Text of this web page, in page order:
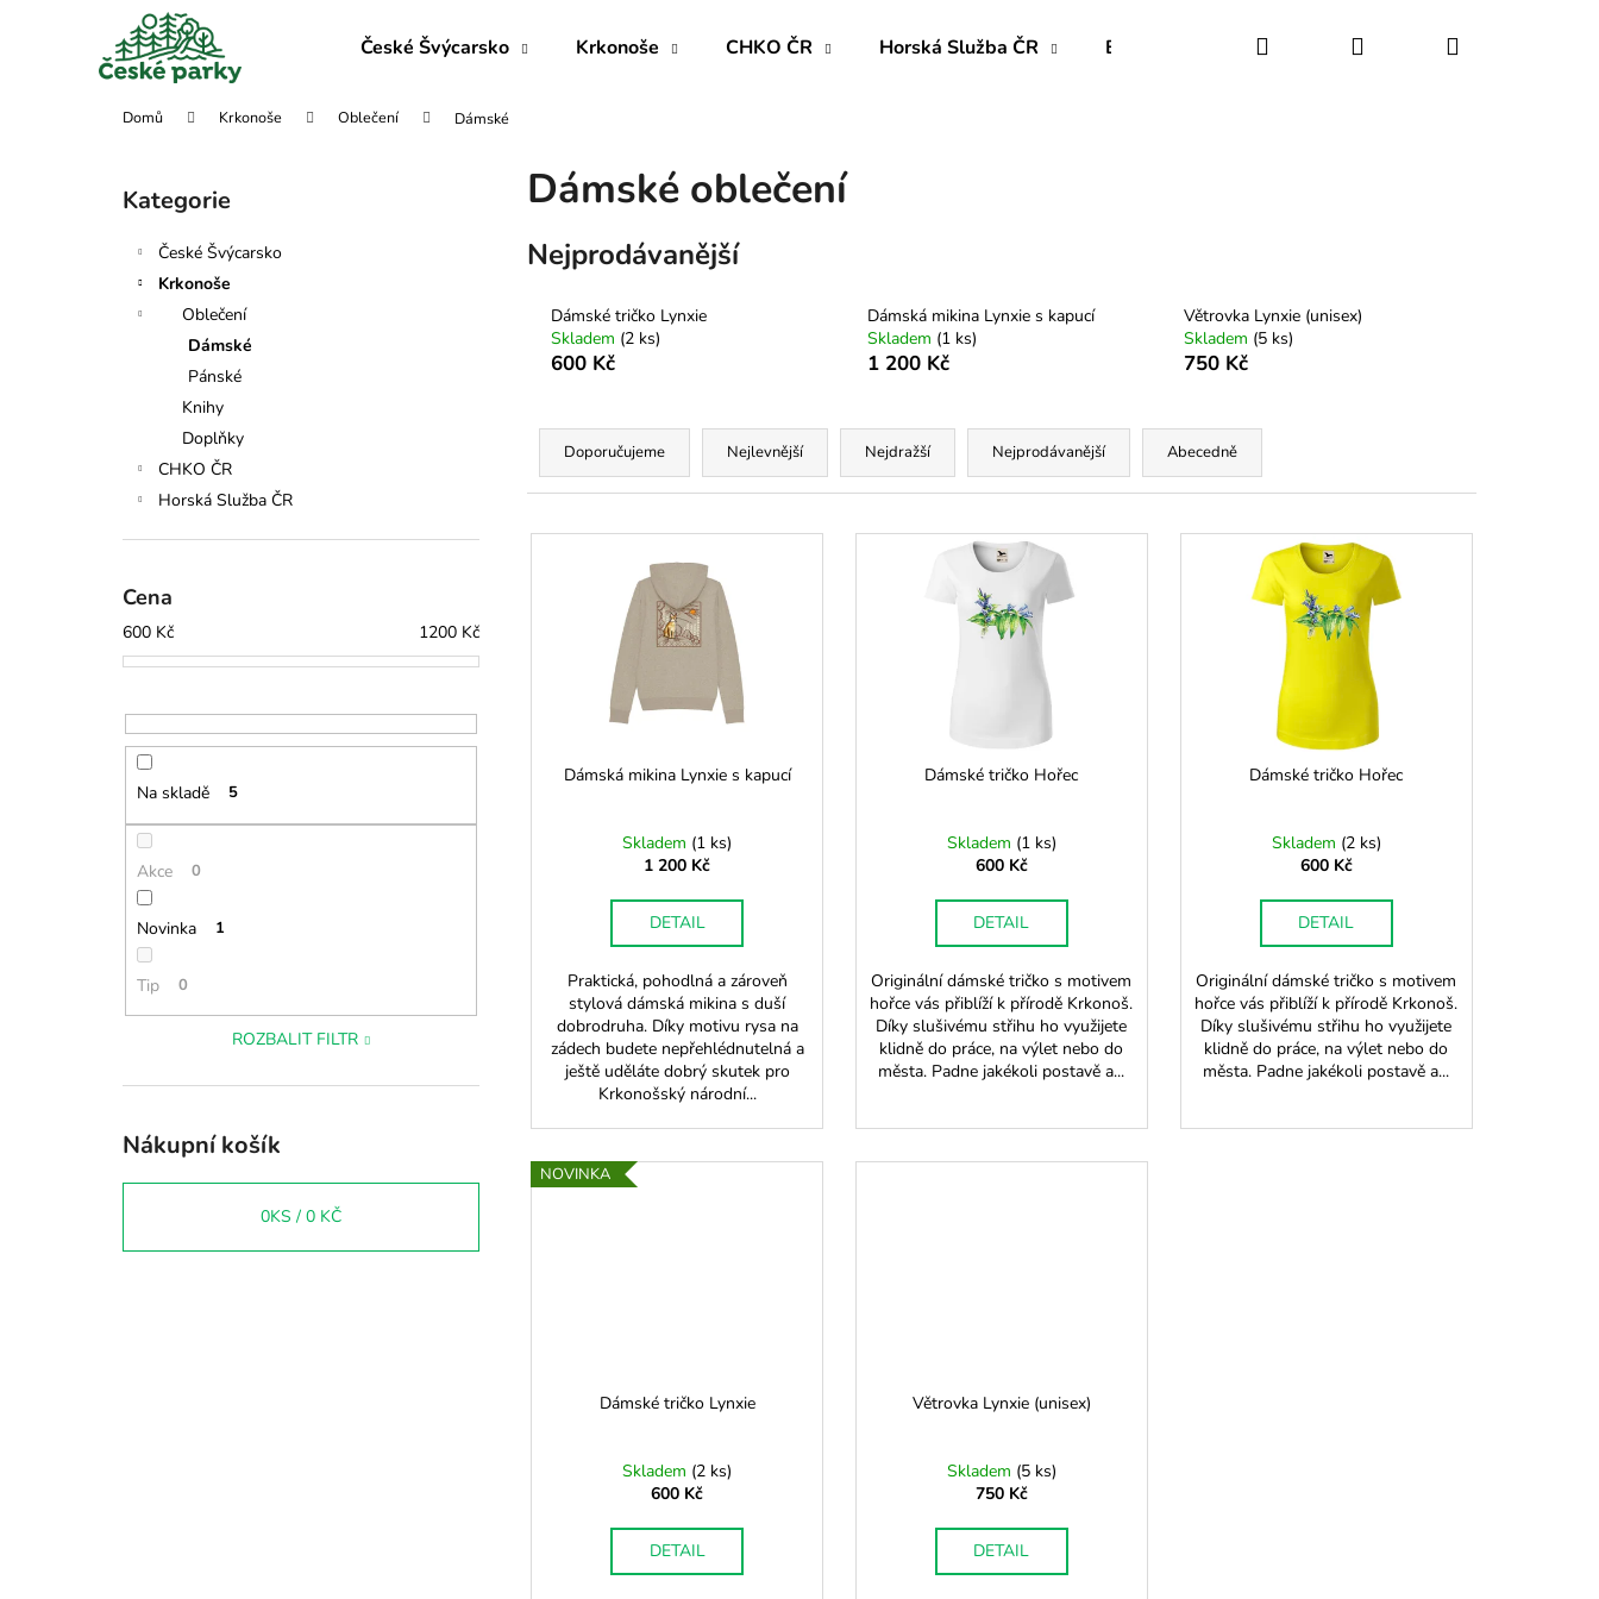
České Švýcarsko Krkonoše CHKO ČR Horská Služba ČR Blog KontaktHledat PřihlášeníNákupní
Domů Krkonoše Oblečení Dámské
Přeskočit
kategorie
Kategorie
České Švýcarsko
Krkonoše
Oblečení
Dámské
Pánské
Knihy
Doplňky
CHKO ČR
Horská Služba ČR
Cena
600 Kč 1200 Kč
Na skladě 5
Akce 0
Novinka 1
Tip 0
ROZBALIT FILTR
Nákupní košík
0KS / 0 KČ
Dámské oblečení
Nejprodávanější
Dámské tričko Lynxie
Skladem (2 ks)
600 Kč
Dámská mikina Lynxie s kapucí
Skladem (1 ks)
1 200 Kč
Větrovka Lynxie (unisex)
Skladem (5 ks)
750 Kč
Ř
z
Doporučujeme Nejlevnější Nejdražší Nejprodávanější Abecedně
V
Dámská mikina Lynxie s kapucí
Skladem (1 ks)
1 200 Kč
DETAIL
Praktická, pohodlná a zároveň
stylová dámská mikina s duší
dobrodruha. Díky motivu rysa na
zádech budete nepřehlédnutelná a
ještě uděláte dobrý skutek pro
Krkonošský národní...
Dámské tričko Hořec
Skladem (1 ks)
600 Kč
DETAIL
Originální dámské tričko s motivem
hořce vás přiblíží k přírodě Krkonoš.
Díky slušivému střihu ho využijete
klidně do práce, na výlet nebo do
města. Padne jakékoli postavě a...
Dámské tričko Hořec
Skladem (2 ks)
600 Kč
DETAIL
Originální dámské tričko s motivem
hořce vás přiblíží k přírodě Krkonoš.
Díky slušivému střihu ho využijete
klidně do práce, na výlet nebo do
města. Padne jakékoli postavě a...
NOVINKA
Dámské tričko Lynxie
Skladem (2 ks)
600 Kč
DETAIL
Větrovka Lynxie (unisex)
Skladem (5 ks)
750 Kč
DETAIL
Zpět
Zpět
Doporučujeme